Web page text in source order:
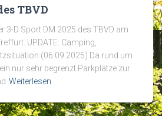
TBVD
3-D Sport DM 2025 des TBVD am
UPDATE: Camping,
(06.09.2025) Da rund um
nur sehr begrenzt Parkplätze zur
Weiterlesen